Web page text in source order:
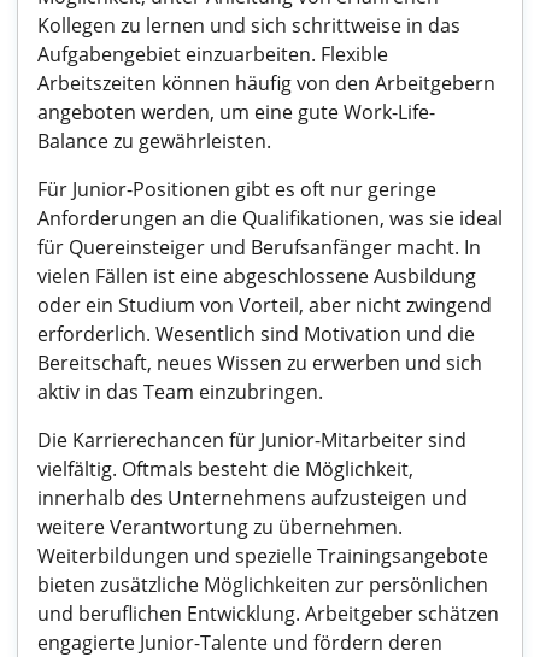
Kollegen zu lernen und sich schrittweise in das
Aufgabengebiet einzuarbeiten. Flexible
Arbeitszeiten können häufig von den Arbeitgebern
angeboten werden, um eine gute Work-Life-
Balance zu gewährleisten.
Für Junior-Positionen gibt es oft nur geringe
Anforderungen an die Qualifikationen, was sie ideal
für Quereinsteiger und Berufsanfänger macht. In
vielen Fällen ist eine abgeschlossene Ausbildung
oder ein Studium von Vorteil, aber nicht zwingend
erforderlich. Wesentlich sind Motivation und die
Bereitschaft, neues Wissen zu erwerben und sich
aktiv in das Team einzubringen.
Die Karrierechancen für Junior-Mitarbeiter sind
vielfältig. Oftmals besteht die Möglichkeit,
innerhalb des Unternehmens aufzusteigen und
weitere Verantwortung zu übernehmen.
Weiterbildungen und spezielle Trainingsangebote
bieten zusätzliche Möglichkeiten zur persönlichen
und beruflichen Entwicklung. Arbeitgeber schätzen
engagierte Junior-Talente und fördern deren